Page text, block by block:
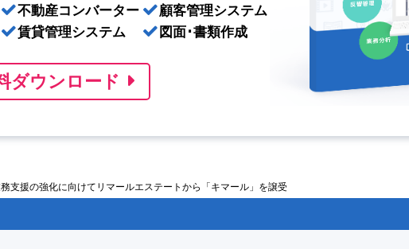
不動産コンバーター
賃貸管理システム
顧客管理システム
図面･書類作成
ダウンロード
支援の強化に向けてリマールエステートから「キマール」を譲受